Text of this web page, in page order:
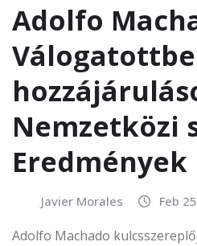
Adolfo
Nemzetközi
Eredmények
Javier Morales Feb
Adolfo Machado